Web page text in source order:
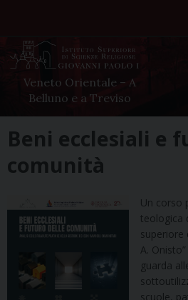
Veneto Orientale – A
Belluno e a Treviso
content
Beni ecclesiali e
comunità
Un corso
teologica
superiore
A.
guarda
scuole,